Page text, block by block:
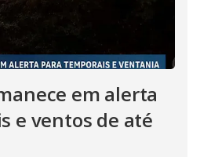
em alerta
e ventos de até